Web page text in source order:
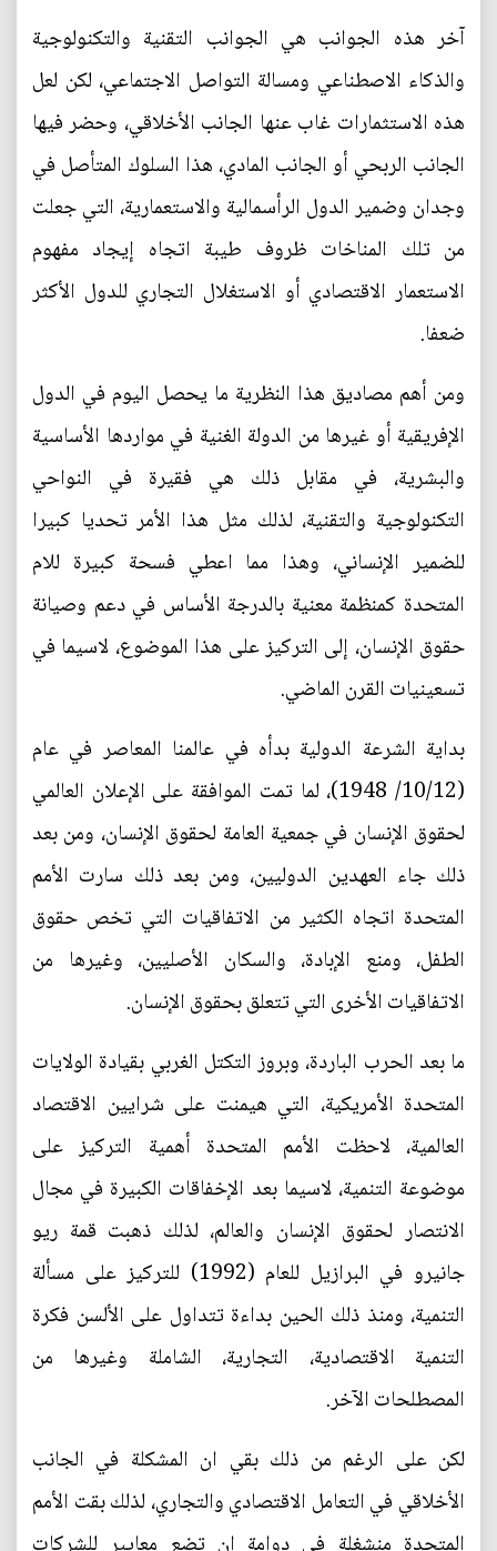
آخر هذه الجوانب هي الجوانب التقنية والتكنولوجية
والذكاء الاصطناعي ومسالة التواصل الاجتماعي، لكن لعل
هذه الاستثمارات غاب عنها الجانب الأخلاقي، وحضر فيها
الجانب الربحي أو الجانب المادي، هذا السلوك المتأصل في
وجدان وضمير الدول الرأسمالية والاستعمارية، التي جعلت
من تلك المناخات ظروف طيبة اتجاه إيجاد مفهوم
الاستعمار الاقتصادي أو الاستغلال التجاري للدول الأكثر
ضعفا.
ومن أهم مصاديق هذا النظرية ما يحصل اليوم في الدول
الإفريقية أو غيرها من الدولة الغنية في مواردها الأساسية
والبشرية، في مقابل ذلك هي فقيرة في النواحي
التكنولوجية والتقنية، لذلك مثل هذا الأمر تحديا كبيرا
للضمير الإنساني، وهذا مما اعطي فسحة كبيرة للام
المتحدة كمنظمة معنية بالدرجة الأساس في دعم وصيانة
حقوق الإنسان، إلى التركيز على هذا الموضوع، لاسيما في
تسعينيات القرن الماضي.
بداية الشرعة الدولية بدأه في عالمنا المعاصر في عام
(10/12/ 1948)، لما تمت الموافقة على الإعلان العالمي
لحقوق الإنسان في جمعية العامة لحقوق الإنسان، ومن بعد
ذلك جاء العهدين الدوليين، ومن بعد ذلك سارت الأمم
المتحدة اتجاه الكثير من الاتفاقيات التي تخص حقوق
الطفل، ومنع الإبادة، والسكان الأصليين، وغيرها من
الاتفاقيات الأخرى التي تتعلق بحقوق الإنسان.
ما بعد الحرب الباردة، وبروز التكتل الغربي بقيادة الولايات
المتحدة الأمريكية، التي هيمنت على شرايين الاقتصاد
العالمية، لاحظت الأمم المتحدة أهمية التركيز على
موضوعة التنمية، لاسيما بعد الإخفاقات الكبيرة في مجال
الانتصار لحقوق الإنسان والعالم، لذلك ذهبت قمة ريو
جانيرو في البرازيل للعام (1992) للتركيز على مسألة
التنمية، ومنذ ذلك الحين بداءة تتداول على الألسن فكرة
التنمية الاقتصادية، التجارية، الشاملة وغيرها من
المصطلحات الآخر.
لكن على الرغم من ذلك بقي ان المشكلة في الجانب
الأخلاقي في التعامل الاقتصادي والتجاري، لذلك بقت الأمم